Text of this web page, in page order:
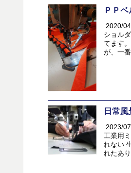
ＰＰ
2020/
ショル
てます
が、一
日常風
2023/
工業用
れない
れたあり